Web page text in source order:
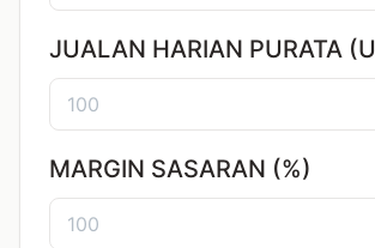
JUALAN HARIAN PURATA
MARGIN SASARAN (%)